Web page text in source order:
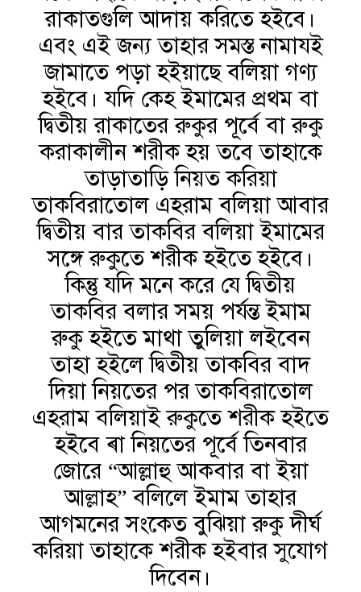
রাকাতগুলি আদায় করিতে হইবে।
এবং এই জন্য তাহার সমস্ত নামাযই
জামাতে পড়া হইয়াছে বলিয়া গণ্য
হইবে। যদি কেহ ইমামের প্রথম বা
দ্বিতীয় রাকাতের রুকুর পূর্বে বা রুকু
করাকালীন শরীক হয় তবে তাহাকে
তাড়াতাড়ি নিয়ত করিয়া
তাকবিরাতোল এহরাম বলিয়া আবার
দ্বিতীয় বার তাকবির বলিয়া ইমামের
সঙ্গে রুকুতে শরীক হইতে হইবে।
কিন্তু যদি মনে করে যে দ্বিতীয়
তাকবির বলার সময় পর্যন্ত ইমাম
রুকু হইতে মাথা তুলিয়া লইবেন
তাহা হইলে দ্বিতীয় তাকবির বাদ
দিয়া নিয়তের পর তাকবিরাতোল
এহরাম বলিয়াই রুকুতে শরীক হইতে
হইবে ৰা নিয়তের পূর্বে তিনবার
জোরে “আল্লাহু আকবার বা ইয়া
আল্লাহ” বলিলে ইমাম তাহার
আগমনের সংকেত বুঝিয়া রুকু দীর্ঘ
করিয়া তাহাকে শরীক হইবার সুযোগ
দিবেন।